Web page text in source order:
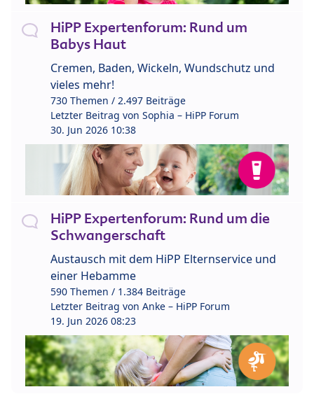
HiPP Expertenforum: Rund um
Babys Haut
Cremen, Baden, Wickeln, Wundschutz und
vieles mehr!
730 Themen / 2.497 Beiträge
Letzter Beitrag von Sophia – HiPP Forum
30. Jun 2026 10:38
HiPP Expertenforum: Rund um die
Schwangerschaft
Austausch mit dem HiPP Elternservice und
einer Hebamme
590 Themen / 1.384 Beiträge
Letzter Beitrag von Anke – HiPP Forum
19. Jun 2026 08:23